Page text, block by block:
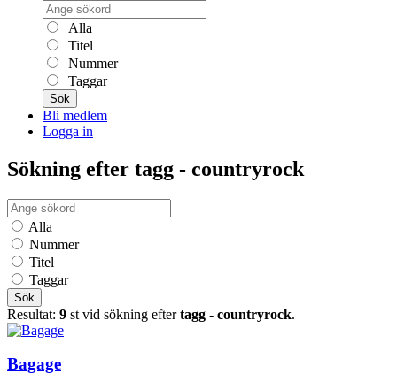
Alla
Titel
Nummer
Taggar
Sök
Bli medlem
Logga in
Sökning efter tagg - countryrock
Alla
Nummer
Titel
Taggar
Sök
Resultat: 9 st vid sökning eftertagg - countryrock.
Bagage